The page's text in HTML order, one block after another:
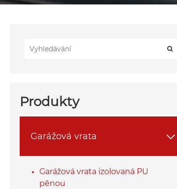
Produkty
Garážová vrata 
Garážová vrata izolovaná PU
pěnou